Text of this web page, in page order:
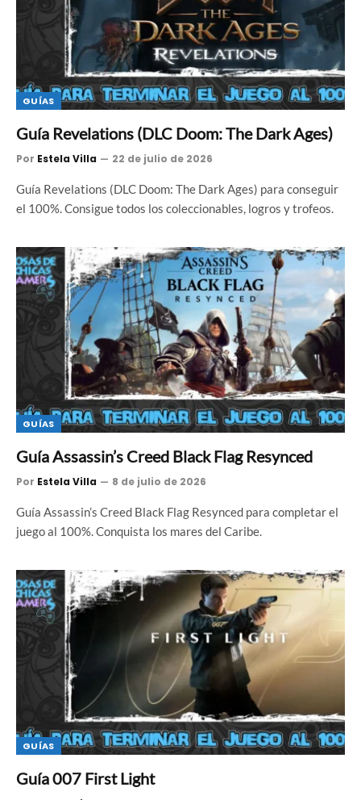
GUÍAS
Guía Revelations (DLC Doom: The Dark Ages)
Por Estela Villa 22 de julio de 2026
Guía Revelations (DLC Doom: The Dark Ages) para conseguir
el 100%. Consigue todos los coleccionables, logros y trofeos.
GUÍAS
Guía Assassin’s Creed Black Flag Resynced
Por Estela Villa 8 de julio de 2026
Guía Assassin’s Creed Black Flag Resynced para completar el
juego al 100%. Conquista los mares del Caribe.
GUÍAS
Guía 007 First Light